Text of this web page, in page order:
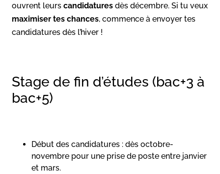
ouvrent leurs candidatures dès décembre. Si tu veux
maximiser tes chances, commence à envoyer tes
candidatures dès l’hiver !
Stage de fin d’études (bac+3 à
bac+5)
Début des candidatures : dès octobre-
novembre pour une prise de poste entre janvier
et mars.